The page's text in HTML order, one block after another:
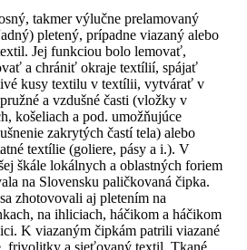
takmer výlučne prelamovaný
pletený, prípadne viazaný alebo
Jej funkciou bolo lemovať,
a chrániť okraje textílií, spájať
kusy textilu v textílii, vytvárať v
a vzdušné časti (vložky v
košeliach a pod. umožňujúce
zakrytých častí tela) alebo
textílie (goliere, pásy a i.). V
škále lokálnych a oblastných foriem
na Slovensku paličkovaná čipka.
zhotovovali aj pletením na
na ihliciach, háčikom a háčikom
K viazaným čipkám patrili viazané
frivolitky a sieťovaný textil. Tkané